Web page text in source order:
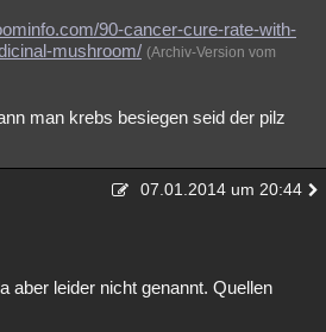
90-cancer-cure-rate-with-
mushroom/ (Archiv-Version vom
man krebs besiegen seid der pilz
07.01.2014 um 20:44
aber leider nicht genannt. Quellen